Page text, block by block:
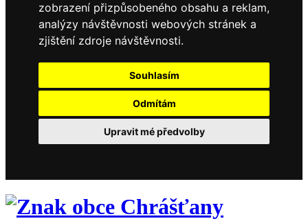
zobrazení přizpůsobeného obsahu a reklam,
analýzy návštěvnosti webových stránek a
zjištění zdroje návštěvnosti.
Souhlasím
Odmítám
Upravit mé předvolby